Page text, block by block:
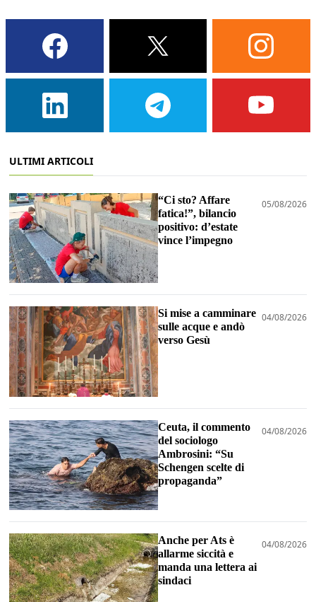
ULTIMI ARTICOLI
“Ci sto? Affare
fatica!”, bilancio
positivo: d’estate
vince l’impegno
05/08/2026
Si mise a camminare
sulle acque e andò
verso Gesù
04/08/2026
Ceuta, il commento
del sociologo
Ambrosini: “Su
Schengen scelte di
propaganda”
04/08/2026
Anche per Ats è
allarme siccità e
manda una lettera ai
sindaci
04/08/2026